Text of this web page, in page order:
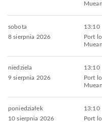
sobota
8 sierpnia 2026
13:10
Port
niedziela
9 sierpnia 2026
13:10
Port
poniedziałek
10 sierpnia 2026
13:10
Port